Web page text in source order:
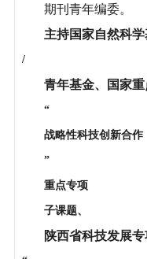
期刊青年编委。
主持国家自然科学
/
青年基金、国家重
“
战略性科技创新合作
”
重点专项
子课题、
陕西省科技发展